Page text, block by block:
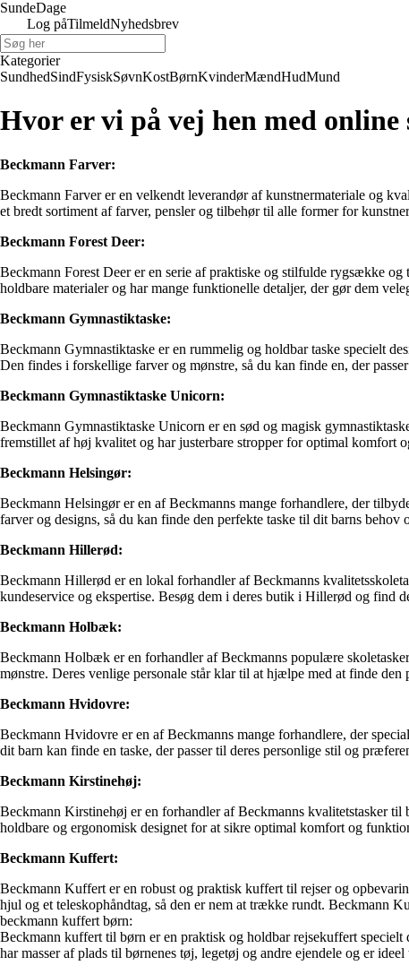
SundeDage
Log påTilmeldNyhedsbrev
Kategorier
SundhedSindFysiskSøvnKostBørnKvinderMændHudMund
Hvor er vi på vej hen med online
Beckmann Farver:
Beckmann Farver er en velkendt leverandør af kunstnermateriale og
et bredt sortiment af farver, pensler og tilbehør til alle former for
Beckmann Forest Deer:
Beckmann Forest Deer er en serie af praktiske og stilfulde rygsække
holdbare materialer og har mange funktionelle detaljer, der gør dem
Beckmann Gymnastiktaske:
Beckmann Gymnastiktaske er en rummelig og holdbar taske specielt
Den findes i forskellige farver og mønstre, så du kan finde en, der
Beckmann Gymnastiktaske Unicorn:
Beckmann Gymnastiktaske Unicorn er en sød og magisk
fremstillet af høj kvalitet og har justerbare stropper for optimal komfort
Beckmann Helsingør:
Beckmann Helsingør er en af Beckmanns mange forhandlere, der
farver og designs, så du kan finde den perfekte taske til dit barns behov
Beckmann Hillerød:
Beckmann Hillerød er en lokal forhandler af Beckmanns
kundeservice og ekspertise. Besøg dem i deres butik i Hillerød og find
Beckmann Holbæk:
Beckmann Holbæk er en forhandler af Beckmanns populære
mønstre. Deres venlige personale står klar til at hjælpe med at finde den
Beckmann Hvidovre:
Beckmann Hvidovre er en af Beckmanns mange forhandlere, der
dit barn kan finde en taske, der passer til deres personlige stil og
Beckmann Kirstinehøj:
Beckmann Kirstinehøj er en forhandler af Beckmanns kvalitetstasker
holdbare og ergonomisk designet for at sikre optimal komfort og
Beckmann Kuffert:
Beckmann Kuffert er en robust og praktisk kuffert til rejser og
hjul og et teleskophåndtag, så den er nem at trække rundt. Beckmann
beckmann kuffert børn:
Beckmann kuffert til børn er en praktisk og holdbar rejsekuffert
har masser af plads til børnenes tøj, legetøj og andre ejendele og er